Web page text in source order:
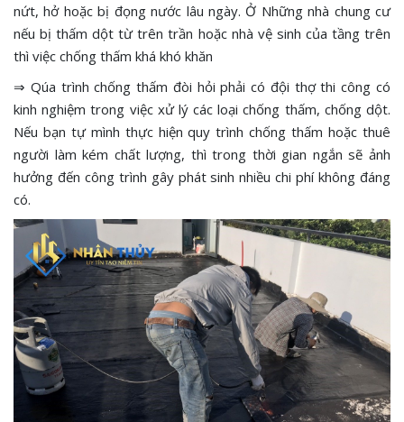
nứt, hở hoặc bị đọng nước lâu ngày. Ở Những nhà chung cư
nếu bị thấm dột từ trên trần hoặc nhà vệ sinh của tầng trên
thì việc chống thấm khá khó khăn
⇒ Qúa trình chống thấm đòi hỏi phải có đội thợ thi công có
kinh nghiệm trong việc xử lý các loại chống thấm, chống dột.
Nếu bạn tự mình thực hiện quy trình chống thấm hoặc thuê
người làm kém chất lượng, thì trong thời gian ngắn sẽ ảnh
hưởng đến công trình gây phát sinh nhiều chi phí không đáng
có.